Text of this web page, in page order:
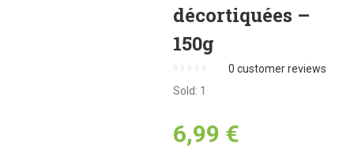
décortiquées –
150g
0 customer reviews
Sold: 1
6,99 €